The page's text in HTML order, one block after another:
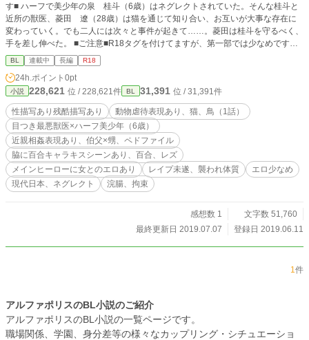
す■ ハーフで美少年の泉 桂斗（6歳）はネグレクトされていた。そんな桂斗と
近所の獣医、菱田 遼（28歳）は猫を通じて知り合い、お互いが大事な存在に
変わっていく。でも二人には次々と事件が起きて……。菱田は桂斗を守るべく、
手を差し伸べた。 ■ご注意■R18タグを付けてますが、第一部では少なめです。
（てか、殆どエロ無いです）第二部、第三部となると、エロシーンある予定です
が、ただいま第二部書くか迷ってます。 ■1話に動物虐待の残酷シーンあり。
鳥、猫好きな方は要注意です！ ■この小説には非人道的な事や法律に反する事が
書かれていますが、決して推奨しているわけではありません。あくまで架空の物
語です。法律に違反する事をすれば処罰されます。それをご理解の上お読み下さ
い。 （第一部、全30話予約投稿済み）
BL 連載中 長編 R18
24h.ポイント 0pt
小説 228,621 位 / 228,621件 BL 31,391 位 / 31,391件
性描写あり残酷描写あり
動物虐待表現あり、猫、鳥（1話）
目つき最悪獣医×ハーフ美少年（6歳）
近親相姦表現あり、伯父×甥、ペドファイル
脇に百合キャラキスシーンあり、百合、レズ
メインヒーローに女とのエロあり
レイプ未遂、襲われ体質
エロ少なめ
現代日本、ネグレクト
浣腸、拘束
感想数 1
文字数 51,760
最終更新日 2019.07.07
登録日 2019.06.11
1件
アルファポリスのBL小説のご紹介
アルファポリスのBL小説の一覧ページです。
職場関係、学園、身分差等の様々なカップリング・シチュエーショ